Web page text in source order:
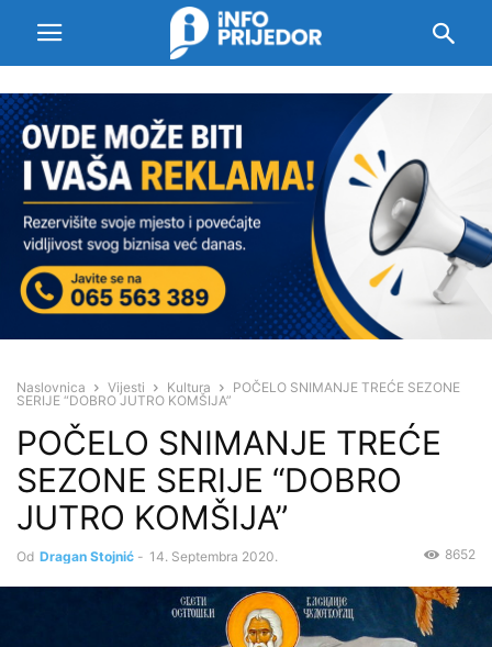
Naslovnica Vijesti Kultura
POČELO SNIMANJE TREĆE SEZONE
SERIJE “DOBRO JUTRO KOMŠIJA”
POČELO SNIMANJE TREĆE
SEZONE SERIJE “DOBRO
JUTRO KOMŠIJA”
Od Dragan Stojnić - 14. Septembra 2020. 8652